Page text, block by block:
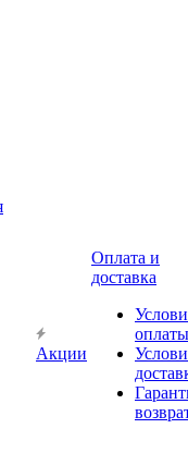
Акции
Оплата и
доставка
оплаты